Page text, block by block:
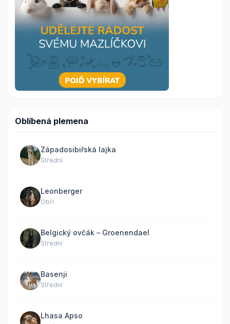
Oblíbená plemena
Západosibiřská lajka
Střední
Leonberger
Obří
Belgický ovčák – Groenendael
Střední
Basenji
Střední
Lhasa Apso